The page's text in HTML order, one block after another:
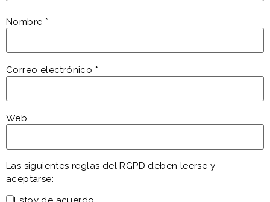
Nombre *
Correo electrónico *
Web
Las siguientes reglas del RGPD deben leerse y
aceptarse: